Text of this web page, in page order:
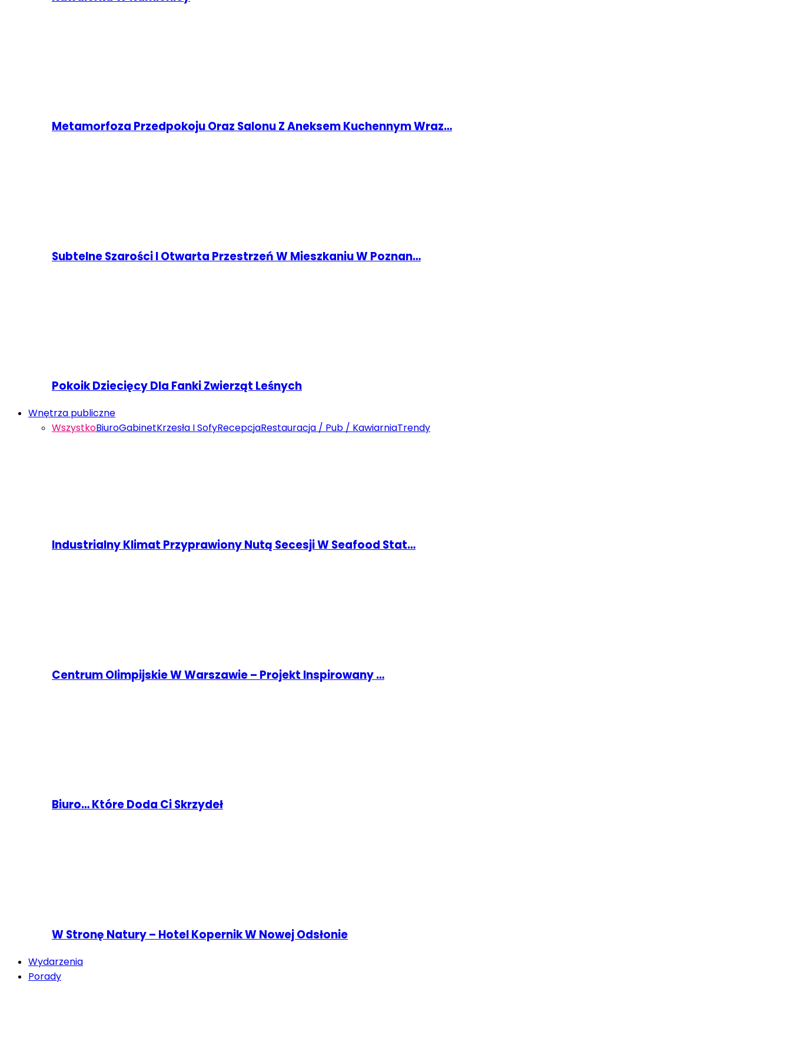
Metamorfoza Przedpokoju Oraz Salonu Z Aneksem Kuchennym Wraz…
Subtelne Szarości I Otwarta Przestrzeń W Mieszkaniu W Poznan…
Pokoik Dziecięcy Dla Fanki Zwierząt Leśnych
Wnętrza publiczne
WszystkoBiuroGabinetKrzesła I SofyRecepcjaRestauracja / Pub / KawiarniaTrendy
Industrialny Klimat Przyprawiony Nutą Secesji W Seafood Stat…
Centrum Olimpijskie W Warszawie – Projekt Inspirowany …
Biuro… Które Doda Ci Skrzydeł
W Stronę Natury – Hotel Kopernik W Nowej Odsłonie
Wydarzenia
Porady